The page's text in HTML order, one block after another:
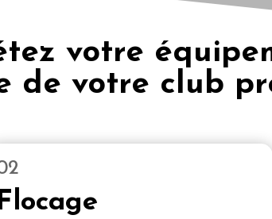
votre
de votre club